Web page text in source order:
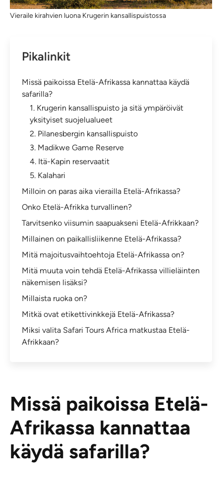
Vieraile kirahvien luona Krugerin kansallispuistossa
Pikalinkit
Missä paikoissa Etelä-Afrikassa kannattaa käydä
safarilla?
1. Krugerin kansallispuisto ja sitä ympäröivät
yksityiset suojelualueet
2. Pilanesbergin kansallispuisto
3. Madikwe Game Reserve
4. Itä-Kapin reservaatit
5. Kalahari
Milloin on paras aika vierailla Etelä-Afrikassa?
Onko Etelä-Afrikka turvallinen?
Tarvitsenko viisumin saapuakseni Etelä-Afrikkaan?
Millainen on paikallisliikenne Etelä-Afrikassa?
Mitä majoitusvaihtoehtoja Etelä-Afrikassa on?
Mitä muuta voin tehdä Etelä-Afrikassa villieläinten
näkemisen lisäksi?
Millaista ruoka on?
Mitkä ovat etikettivinkkejä Etelä-Afrikassa?
Miksi valita Safari Tours Africa matkustaa Etelä-
Afrikkaan?
Missä paikoissa Etelä-
Afrikassa kannattaa
käydä safarilla?